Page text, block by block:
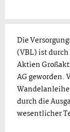
Die
(VBL) ist
Aktien
AG geworden.
durch die
wesentlicher